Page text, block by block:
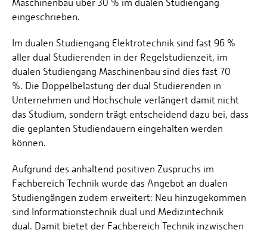
Maschinenbau über 30 % im dualen Studiengang
eingeschrieben.
Im dualen Studiengang Elektrotechnik sind fast 96 %
aller dual Studierenden in der Regelstudienzeit, im
dualen Studiengang Maschinenbau sind dies fast 70
%. Die Doppelbelastung der dual Studierenden in
Unternehmen und Hochschule verlängert damit nicht
das Studium, sondern trägt entscheidend dazu bei, dass
die geplanten Studiendauern eingehalten werden
können.
Aufgrund des anhaltend positiven Zuspruchs im
Fachbereich Technik wurde das Angebot an dualen
Studiengängen zudem erweitert: Neu hinzugekommen
sind Informationstechnik dual und Medizintechnik
dual. Damit bietet der Fachbereich Technik inzwischen